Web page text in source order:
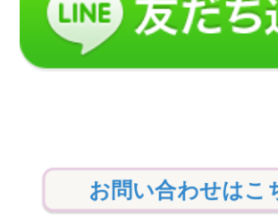
お問い合わせはこ